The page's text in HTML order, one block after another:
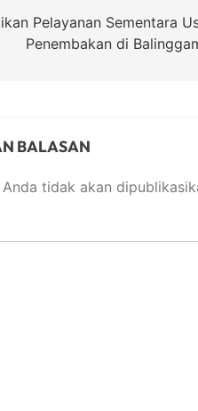
Pelayanan Sementara
Penembakan di
BALASAN
tidak akan